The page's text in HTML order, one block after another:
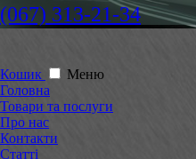
(067) 313-21-34
Кошик
Меню
Головна
Товари та послуги
Про нас
Контакти
Статті